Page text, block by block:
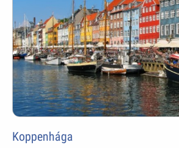
Koppenhága